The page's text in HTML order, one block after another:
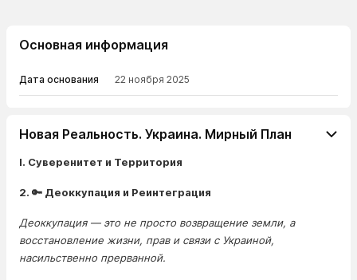
Основная информация
Дата основания 22 ноября 2025
Новая Реальность. Украина. Мирный План
I. Суверенитет и Территория
2. 🔑 Деоккупация и Реинтеграция
Деоккупация — это не просто возвращение земли, а
восстановление жизни, прав и связи с Украиной,
насильственно прерванной.